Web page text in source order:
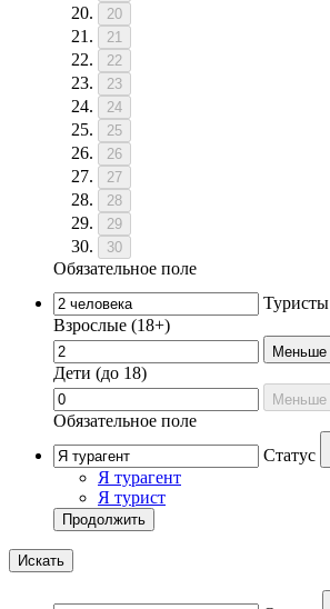
20
21
22
23
24
25
26
27
28
29
30
Обязательное поле
Туристы
Взрослые (18+)
Меньше
Дети (до 18)
Меньше
Обязательное поле
Статус
Я турагент
Я турист
Продолжить
Искать